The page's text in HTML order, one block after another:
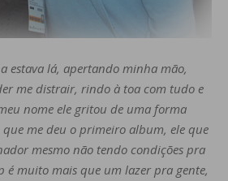
estava lá, apertando minha mão,
me distrair, rindo à toa com tudo e
nome ele gritou de uma forma
me deu o primeiro album, ele que
mesmo não tendo condições pra
é muito mais que um lazer pra gente,